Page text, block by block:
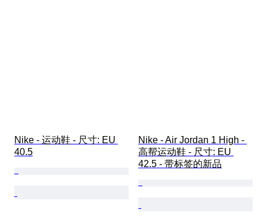
Nike - 运动鞋 - 尺寸: EU
40.5
Nike - Air Jordan 1 High -
高帮运动鞋 - 尺寸: EU
42.5 - 带标签的新品